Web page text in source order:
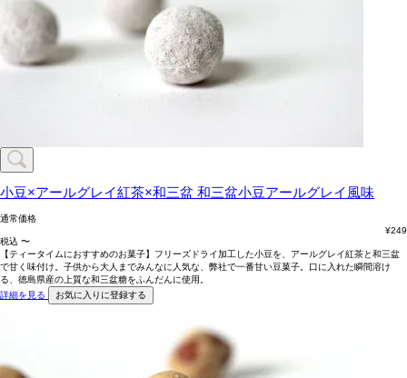
小豆×アールグレイ紅茶×和三盆 和三盆小豆アールグレイ風味
通常価格
¥249
税込 〜
【ティータイムにおすすめのお菓子】フリーズドライ加工した小豆を、アールグレイ紅茶と和三盆
で甘く味付け。子供から大人までみんなに人気な、弊社で一番甘い豆菓子。口に入れた瞬間溶け
る、徳島県産の上質な和三盆糖をふんだんに使用。
詳細を見る
お気に入りに登録する